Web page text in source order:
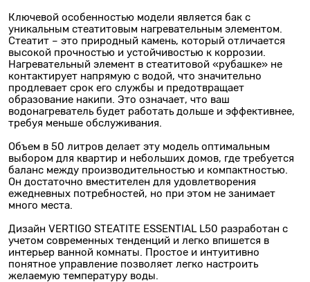
Ключевой особенностью модели является бак с
уникальным стеатитовым нагревательным элементом.
Стеатит – это природный камень, который отличается
высокой прочностью и устойчивостью к коррозии.
Нагревательный элемент в стеатитовой «рубашке» не
контактирует напрямую с водой, что значительно
продлевает срок его службы и предотвращает
образование накипи. Это означает, что ваш
водонагреватель будет работать дольше и эффективнее,
требуя меньше обслуживания.
Объем в 50 литров делает эту модель оптимальным
выбором для квартир и небольших домов, где требуется
баланс между производительностью и компактностью.
Он достаточно вместителен для удовлетворения
ежедневных потребностей, но при этом не занимает
много места.
Дизайн VERTIGO STEATITE ESSENTIAL L50 разработан с
учетом современных тенденций и легко впишется в
интерьер ванной комнаты. Простое и интуитивно
понятное управление позволяет легко настроить
желаемую температуру воды.